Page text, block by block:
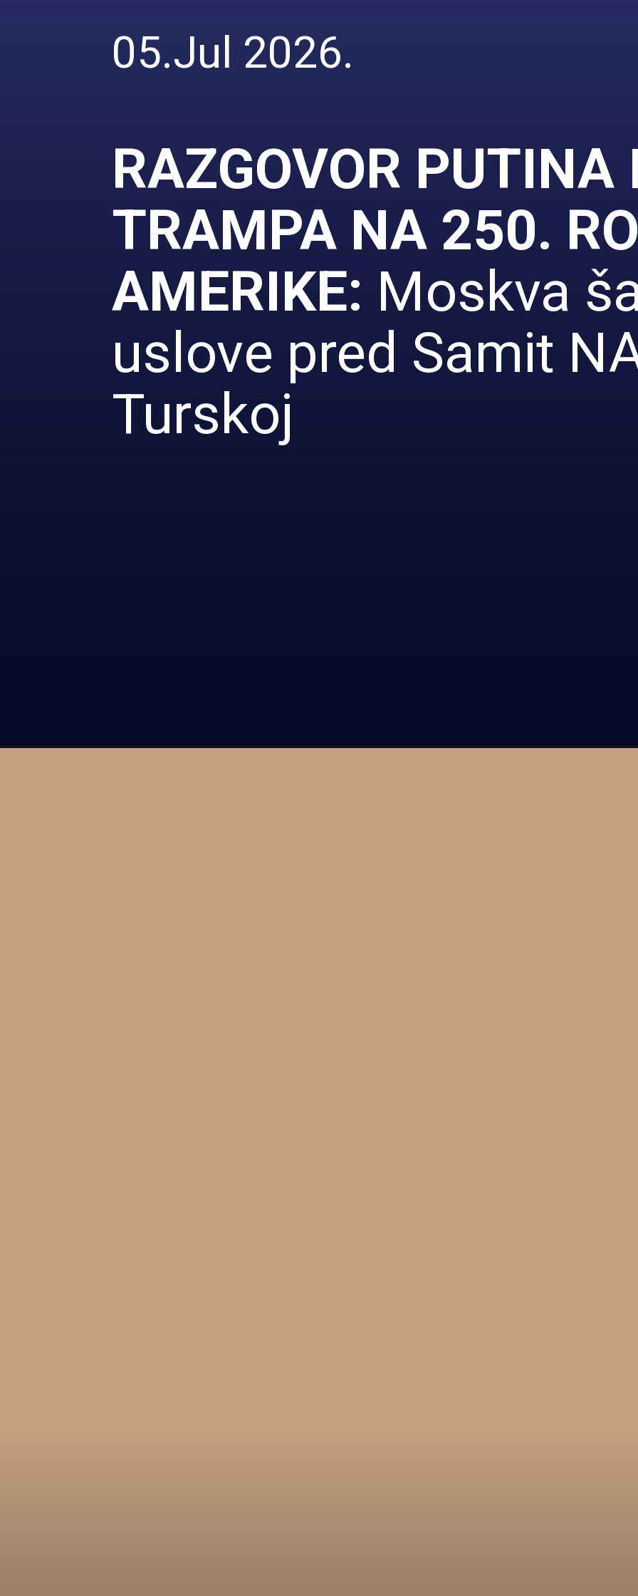
RAZGOVOR PUTINA
TRAMPA NA 250.
AMERIKE: Moskva
uslove pred Samit
Turskoj
05.Jul 2026.